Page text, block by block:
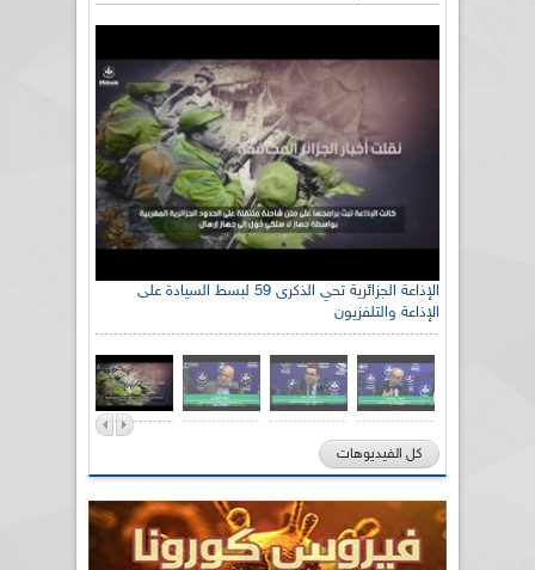
الإذاعة الجزائرية تحي الذكرى 59 لبسط السيادة على
الإذاعة والتلفزيون
كل الفيديوهات